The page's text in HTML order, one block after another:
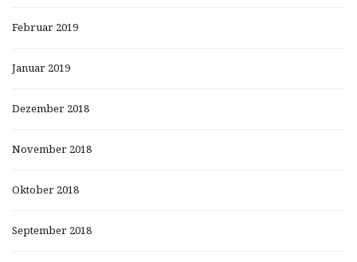
Februar 2019
Januar 2019
Dezember 2018
November 2018
Oktober 2018
September 2018